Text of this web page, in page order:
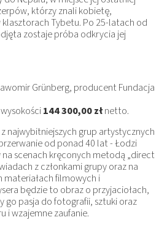
którzy znali kobietę,
Tybetu. Po 25-latach od
zostaje próba odkrycia jej
Grünberg, producent Fundacja
144 300,00 złnetto.
najwybitniejszych grup artystycznych
od ponad 40 lat - Łodzi
na scenach kręconych metodą „direct
z członkami grupy oraz na
filmowych i
będzie to obraz o przyjaciołach,
go pasja do fotografii, sztuki oraz
i wzajemne zaufanie.